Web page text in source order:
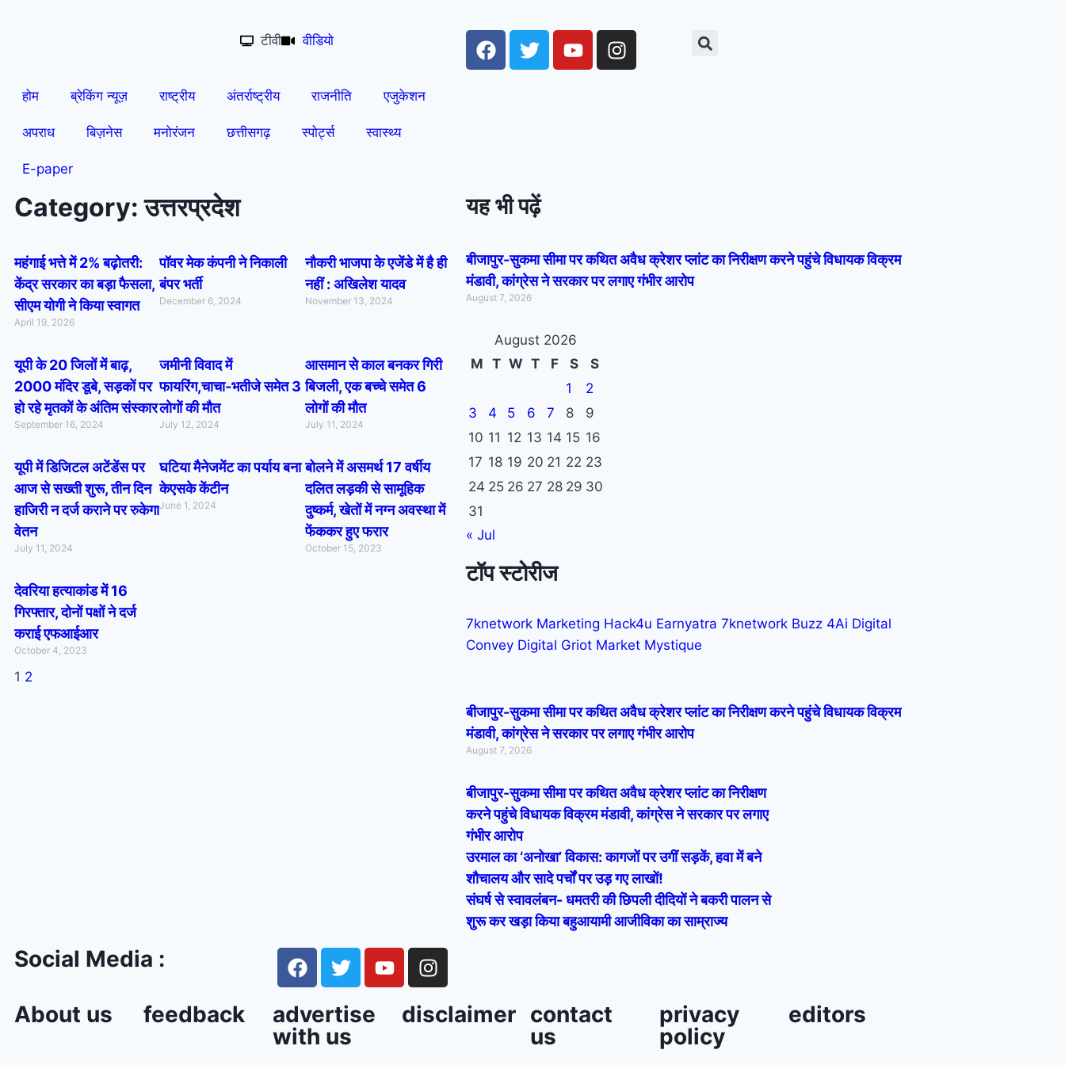
टीवी वीडियो
होम ब्रेकिंग न्यूज़ राष्ट्रीय अंतर्राष्ट्रीय राजनीति एजुकेशन
अपराध बिज़नेस मनोरंजन छत्तीसगढ़ स्पोर्ट्स स्वास्थ्य
E-paper
Category: उत्तरप्रदेश
महंगाई भत्ते में 2% बढ़ोतरी:
केंद्र सरकार का बड़ा फैसला,
सीएम योगी ने किया स्वागत
April 19, 2026
पॉवर मेक कंपनी ने निकाली
बंपर भर्ती
December 6, 2024
नौकरी भाजपा के एजेंडे में है ही
नहीं : अखिलेश यादव
November 13, 2024
यूपी के 20 जिलों में बाढ़,
2000 मंदिर डूबे, सड़कों पर
हो रहे मृतकों के अंतिम संस्कार
September 16, 2024
जमीनी विवाद में
फायरिंग,चाचा-भतीजे समेत 3
लोगों की मौत
July 12, 2024
आसमान से काल बनकर गिरी
बिजली, एक बच्चे समेत 6
लोगों की मौत
July 11, 2024
यूपी में डिजिटल अटेंडेंस पर
आज से सख्ती शुरू, तीन दिन
हाजिरी न दर्ज कराने पर रुकेगा
वेतन
July 11, 2024
घटिया मैनेजमेंट का पर्याय बना
केएसके केंटीन
June 1, 2024
बोलने में असमर्थ 17 वर्षीय
दलित लड़की से सामूहिक
दुष्कर्म, खेतों में नग्न अवस्था में
फेंककर हुए फरार
October 15, 2023
देवरिया हत्याकांड में 16
गिरफ्तार, दोनों पक्षों ने दर्ज
कराई एफआईआर
October 4, 2023
1 2
यह भी पढ़ें
बीजापुर-सुकमा सीमा पर कथित अवैध क्रेशर प्लांट का निरीक्षण करने पहुंचे विधायक विक्रम
मंडावी, कांग्रेस ने सरकार पर लगाए गंभीर आरोप
August 7, 2026
August 2026
M T W T F S
S
1
2
3
4 5 6 7 8
9
10 11 12 13 14 15 16
17 18 19 20 21 22 23
24 25 26 27 28 29 30
31
« Jul
टॉप स्टोरीज
7knetwork Marketing Hack4u Earnyatra 7knetwork Buzz 4Ai Digital
Convey Digital Griot Market Mystique
बीजापुर-सुकमा सीमा पर कथित अवैध क्रेशर प्लांट का निरीक्षण करने पहुंचे विधायक विक्रम
मंडावी, कांग्रेस ने सरकार पर लगाए गंभीर आरोप
August 7, 2026
बीजापुर-सुकमा सीमा पर कथित अवैध क्रेशर प्लांट का निरीक्षण
करने पहुंचे विधायक विक्रम मंडावी, कांग्रेस ने सरकार पर लगाए
गंभीर आरोप
उरमाल का ‘अनोखा’ विकास: कागजों पर उगीं सड़कें, हवा में बने
शौचालय और सादे पर्चों पर उड़ गए लाखों!
संघर्ष से स्वावलंबन- धमतरी की छिपली दीदियों ने बकरी पालन से
शुरू कर खड़ा किया बहुआयामी आजीविका का साम्राज्य
Social Media :
About us feedback
advertise
with us
disclaimer contact
us
privacy
policy
editors